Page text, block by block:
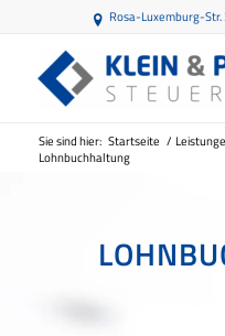
Rosa-Luxemburg-Str.
Sie sind hier: Startseite /
Lohnbuchhaltung